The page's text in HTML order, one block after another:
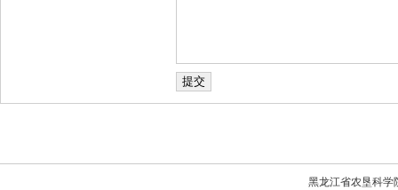
黑龙江省农垦科学